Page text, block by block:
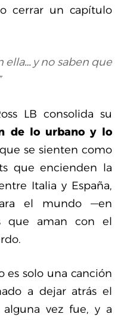
cerrar un capítulo
ella… y no saben que
LB consolida su
de lo urbano y lo
se sienten como
que encienden la
Italia y España,
el mundo —en
que aman con el
es solo una canción
a dejar atrás el
vez fue, y a